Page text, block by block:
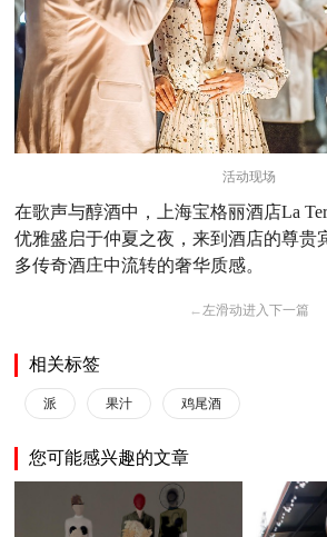
活动现场
在歌声与醇酒中，上海宝格丽酒店La
优雅盛启于仲夏之夜，来到酒店的尊贵
多传奇酒庄中流转的奢华质感。
← 左滑动进入下一篇
相关标签
派 果汁 鸡尾酒
您可能感兴趣的文章